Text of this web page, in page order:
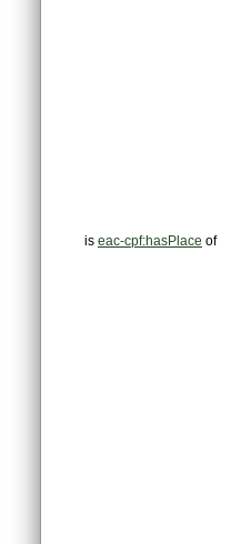
is eac-cpf:hasPlace of